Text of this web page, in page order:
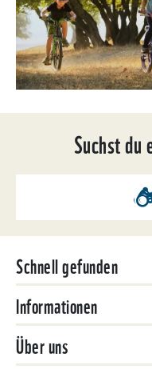
Suchst du
Schnell gefunden
Informationen
Über uns